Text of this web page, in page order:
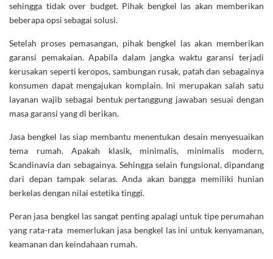
sehingga tidak over budget. Pihak bengkel las akan memberikan
beberapa opsi sebagai solusi.
Setelah proses pemasangan, pihak bengkel las akan memberikan
garansi pemakaian. Apabila dalam jangka waktu garansi terjadi
kerusakan seperti keropos, sambungan rusak, patah dan sebagainya
konsumen dapat mengajukan komplain. Ini merupakan salah satu
layanan wajib sebagai bentuk pertanggung jawaban sesuai dengan
masa garansi yang di berikan.
Jasa bengkel las siap membantu menentukan desain menyesuaikan
tema rumah. Apakah klasik, minimalis, minimalis modern,
Scandinavia dan sebagainya. Sehingga selain fungsional, dipandang
dari depan tampak selaras. Anda akan bangga memiliki hunian
berkelas dengan nilai estetika tinggi.
Peran jasa bengkel las sangat penting apalagi untuk tipe perumahan
yang rata-rata memerlukan jasa bengkel las ini untuk kenyamanan,
keamanan dan keindahaan rumah.